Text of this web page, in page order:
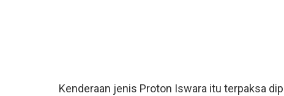
Kenderaan jenis Proton Iswara itu terpaksa